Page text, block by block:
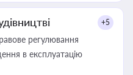
+5
регулювання
в експлуатацію